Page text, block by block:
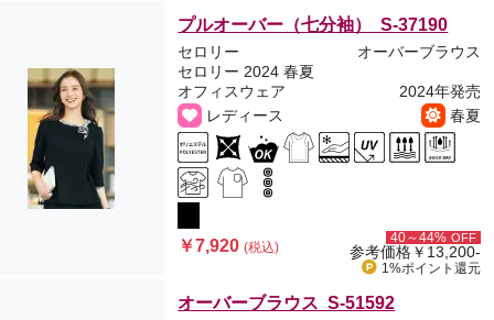
プルオーバー（七分袖） S-37190
セロリー
オーバーブラウス
セロリー 2024 春夏
オフィスウェア
2024年発売
レディース
春夏
￥7,920(税込)
40～44% OFF
参考価格￥13,200-
1%ポイント 還元
オーバーブラウス S-51592